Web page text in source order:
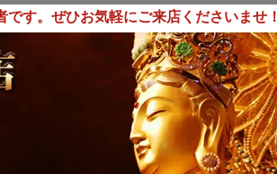
す。ぜひお気軽にご来店くださいませ！